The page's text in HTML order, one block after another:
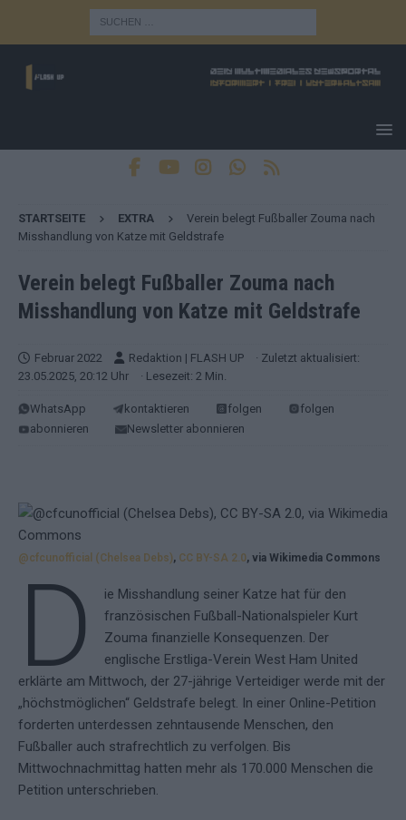
STARTSEITE EXTRA
Verein belegt Fußballer Zouma nach
Misshandlung von Katze mit Geldstrafe
Verein belegt Fußballer Zouma nach
Misshandlung von Katze mit Geldstrafe
Februar 2022 Redaktion | FLASH UP
· Zuletzt aktualisiert:
23.05.2025, 20:12 Uhr
· Lesezeit: 2 Min.
WhatsApp kontaktieren folgen
folgen
abonnieren
Newsletter abonnieren
@cfcunofficial (Chelsea Debs), CC BY-SA 2.0, via Wikimedia Commons
D
ie Misshandlung seiner Katze hat für den
französischen Fußball-Nationalspieler Kurt
Zouma finanzielle Konsequenzen. Der
englische Erstliga-Verein West Ham United
erklärte am Mittwoch, der 27-jährige Verteidiger werde mit der
„höchstmöglichen“ Geldstrafe belegt. In einer Online-Petition
forderten unterdessen zehntausende Menschen, den
Fußballer auch strafrechtlich zu verfolgen. Bis
Mittwochnachmittag hatten mehr als 170.000 Menschen die
Petition unterschrieben.